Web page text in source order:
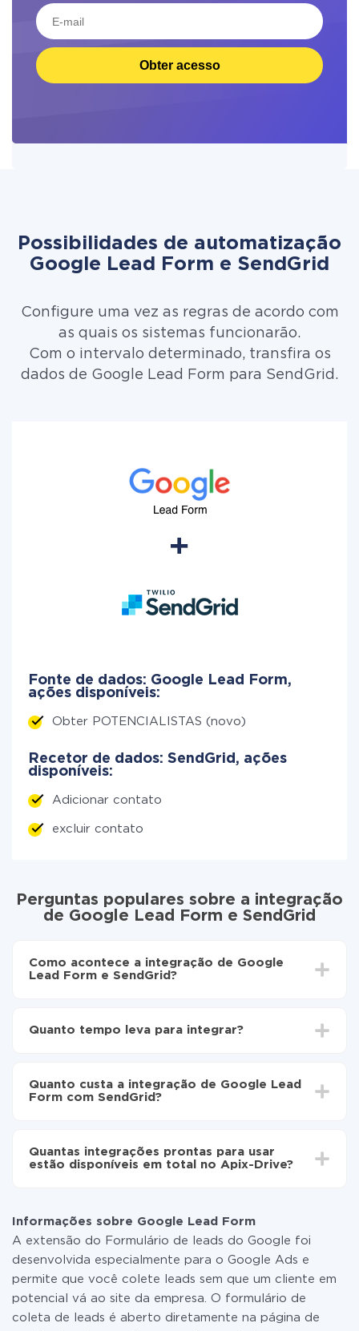
Obter acesso
Possibilidades de automatização
Google Lead Form e SendGrid
Configure uma vez as regras de acordo com
as quais os sistemas funcionarão.
Com o intervalo determinado, transfira os
dados de Google Lead Form para SendGrid.
Fonte de dados: Google Lead Form,
ações disponíveis:
Obter POTENCIALISTAS (novo)
Recetor de dados: SendGrid, ações
disponíveis:
Adicionar contato
excluir contato
Perguntas populares sobre a integração
de Google Lead Form e SendGrid
Como acontece a integração de Google
Lead Form e SendGrid?
Form para SendGrid
automaticamente de Google Lead Form para
Quanto tempo leva para integrar?
30 minutos. Em média, a configuração leva de 10 a 15
minutos.
Quanto custa a integração de Google Lead
Form com SendGrid?
as tarifas. Você paga apenas pela quantidade de
dados que é realmente transferida de um de seus
ou mudar para um de pago, se necessário. Mais
detalhes sobretarifas.
Quantas integrações prontas para usar
estão disponíveis em total no Apix-Drive?
Informações sobre Google Lead Form
A extensão do Formulário de leads do Google foi
desenvolvida especialmente para o Google Ads e
permite que você colete leads sem que um cliente em
potencial vá ao site da empresa. O formulário de
coleta de leads é aberto diretamente na página de